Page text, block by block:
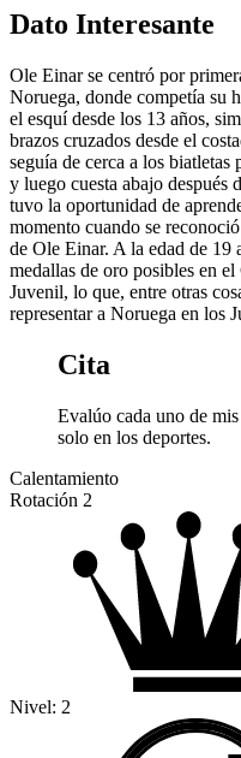
Dato Interesante
Ole Einar se centró por
Noruega, donde competía su
el esquí desde los 13 años,
brazos cruzados desde el
seguía de cerca a los biatletas
y luego cuesta abajo después
tuvo la oportunidad de
momento cuando se
de Ole Einar. A la edad de 19
medallas de oro posibles en
Juvenil, lo que, entre otras
representar a Noruega en los
Cita
Evalúo cada uno de
solo en los deportes.
Calentamiento
Rotación 2
Nivel: 2